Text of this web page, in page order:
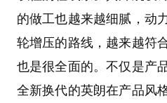
的做工也越来越细腻，动
轮增压的路线，越来越符
也是很全面的。不仅是产
全新换代的英朗在产品风